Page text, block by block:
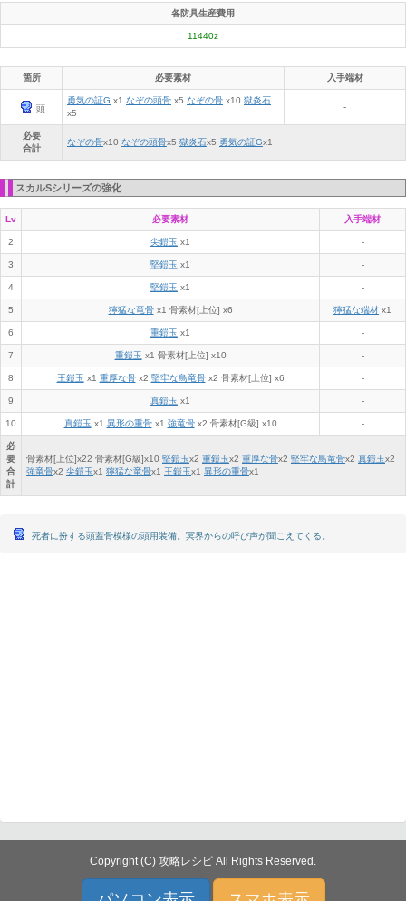
各防具生産費用
11440z
箇所 必要素材 入手端材
頭
勇気の証G x1 なぞの頭骨 x5 なぞの骨 x10 獄炎石
x5
-
必要
合計
なぞの骨x10 なぞの頭骨x5 獄炎石x5 勇気の証Gx1
スカルSシリーズの強化
Lv 必要素材 入手端材
2 尖鎧玉 x1 -
3 堅鎧玉 x1 -
4 堅鎧玉 x1 -
5 獰猛な竜骨x1 骨素材[上位] x6 獰猛な端材 x1
6 重鎧玉 x1 -
7 重鎧玉 x1 骨素材[上位] x10 -
8 王鎧玉 x1 重厚な骨x2 堅牢な鳥竜骨x2 骨素材[上位] x6 -
9 真鎧玉 x1 -
10 真鎧玉 x1 異形の重骨x1 強竜骨x2 骨素材[G級] x10 -
必
要
合
計
骨素材[上位]x22 骨素材[G級]x10 堅鎧玉x2 重鎧玉x2 重厚な骨x2 堅牢な鳥竜骨x2 真鎧玉x2
強竜骨x2 尖鎧玉x1 獰猛な竜骨x1 王鎧玉x1 異形の重骨x1
死者に扮する頭蓋骨模様の頭用装備。冥界からの呼び声が聞こえてくる。
Copyright (C) 攻略レシピ All Rights Reserved.